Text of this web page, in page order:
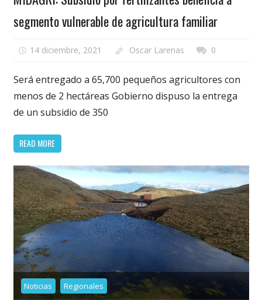
segmento vulnerable de agricultura familiar
14 diciembre, 2021 Oscar Larenas 0
Será entregado a 65,700 pequeños agricultores con
menos de 2 hectáreas Gobierno dispuso la entrega
de un subsidio de 350
READ MORE
Noticias Regionales